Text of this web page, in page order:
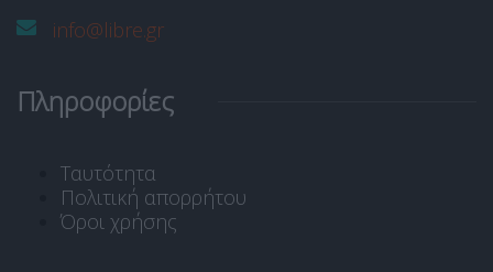
info@libre.gr
Πληροφορίες
Ταυτότητα
Πολιτική απορρήτου
Όροι χρήσης